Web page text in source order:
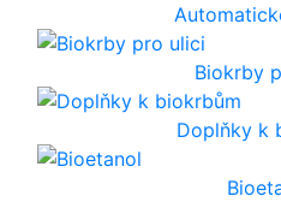
Biokrby
Doplňky k